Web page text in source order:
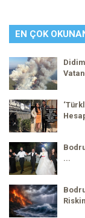
EN ÇOK
...